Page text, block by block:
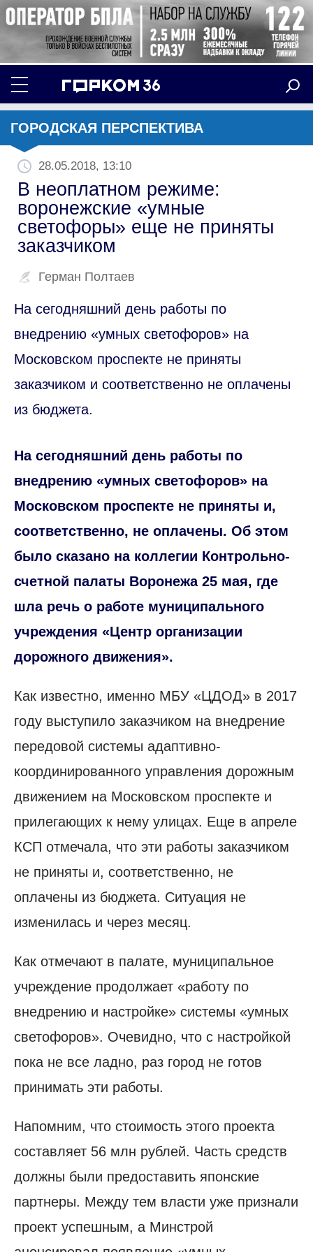
ГОРОДСКАЯ ПЕРСПЕКТИВА
28.05.2018, 13:10
В неоплатном режиме:
воронежские «умные
светофоры» еще не приняты
заказчиком
Герман Полтаев
На сегодняшний день работы по
внедрению «умных светофоров» на
Московском проспекте не приняты
заказчиком и соответственно не оплачены
из бюджета.
На сегодняшний день работы по
внедрению «умных светофоров» на
Московском проспекте не приняты и,
соответственно, не оплачены. Об этом
было сказано на коллегии Контрольно-
счетной палаты Воронежа 25 мая, где
шла речь о работе муниципального
учреждения «Центр организации
дорожного движения».
Как известно, именно МБУ «ЦДОД» в 2017
году выступило заказчиком на внедрение
передовой системы адаптивно-
координированного управления дорожным
движением на Московском проспекте и
прилегающих к нему улицах. Еще в апреле
КСП отмечала, что эти работы заказчиком
не приняты и, соответственно, не
оплачены из бюджета. Ситуация не
изменилась и через месяц.
Как отмечают в палате, муниципальное
учреждение продолжает «работу по
внедрению и настройке» системы «умных
светофоров». Очевидно, что с настройкой
пока не все ладно, раз город не готов
принимать эти работы.
Напомним, что стоимость этого проекта
составляет 56 млн рублей. Часть средств
должны были предоставить японские
партнеры. Между тем власти уже признали
проект успешным, а Минстрой